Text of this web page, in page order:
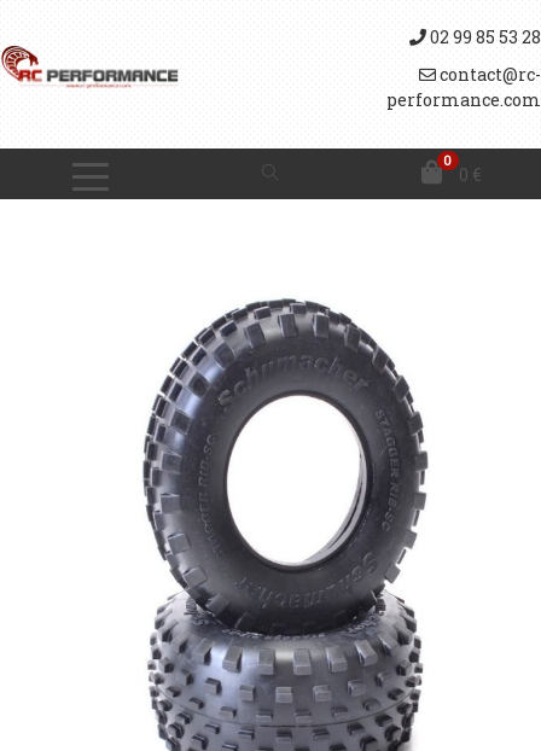
02 99 85 53 28
contact@rc-
performance.com
0
0 €